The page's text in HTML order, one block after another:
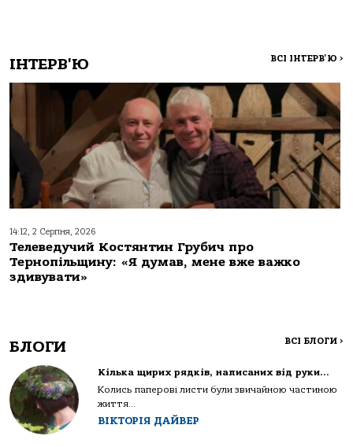
ІНТЕРВ'Ю ВСІ ІНТЕРВ'Ю >
14:12, 2 Серпня, 2026
Телеведучий Костянтин Грубич про
Тернопільщину: «Я думав, мене вже важко
здивувати»
БЛОГИ ВСІ БЛОГИ >
Кілька щирих рядків, написаних від руки…
Колись паперові листи були звичайною частиною
життя...
ВІКТОРІЯ ДАЙВЕР